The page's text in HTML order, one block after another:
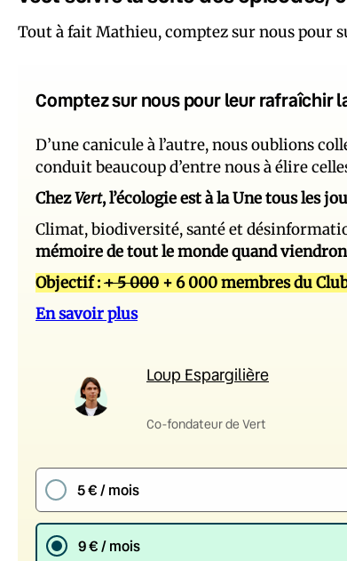
Tout à fait Mathieu, comptez sur nous pour
Comptez sur nous pour leur rafraîchir
D’une canicule à l’autre, nous oublions
conduit beaucoup d’entre nous à élire
ChezVert, l’écologie est à la Une tous les
Climat, biodiversité, santé et
mémoire de tout le monde quand
Objectif :+ 5 000 + 6 000 membres du
En savoir plus
Loup Espargilière
Co-fondateur de Vert
5 € / mois
9 € / mois